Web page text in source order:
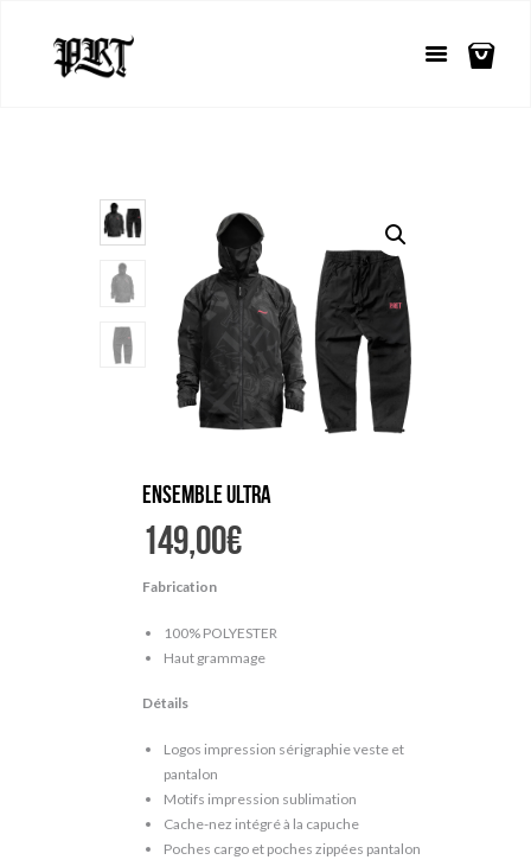
Ensemble ULTRA
149,00€
Fabrication
100% POLYESTER
Haut grammage
Détails
Logos impression sérigraphie veste et
pantalon
Motifs impression sublimation
Cache-nez intégré à la capuche
Poches cargo et poches zippées pantalon